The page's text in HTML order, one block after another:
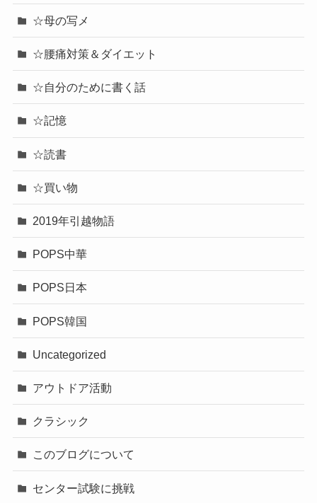
☆母の写メ
☆腰痛対策＆ダイエット
☆自分のために書く話
☆記憶
☆読書
☆買い物
2019年引越物語
POPS中華
POPS日本
POPS韓国
Uncategorized
アウトドア活動
クラシック
このブログについて
センター試験に挑戦